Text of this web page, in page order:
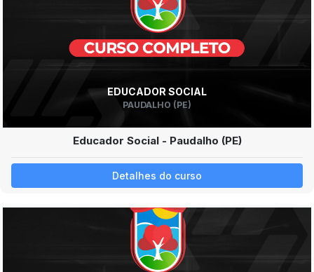
EDUCADOR SOCIAL
PAUDALHO (PE)
Educador Social - Paudalho (PE)
Detalhes do curso